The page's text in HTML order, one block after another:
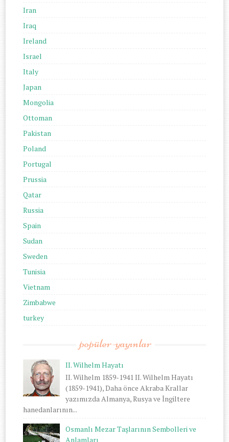
Iran
Iraq
Ireland
Israel
Italy
Japan
Mongolia
Ottoman
Pakistan
Poland
Portugal
Prussia
Qatar
Russia
Spain
Sudan
Sweden
Tunisia
Vietnam
Zimbabwe
turkey
popüler-yayınlar
II. Wilhelm Hayatı
II. Wilhelm 1859-1941 II. Wilhelm Hayatı
(1859-1941), Daha önce Akraba Krallar
yazımızda Almanya, Rusya ve İngiltere
hanedanlarının...
Osmanlı Mezar Taşlarının Sembolleri ve
Anlamları